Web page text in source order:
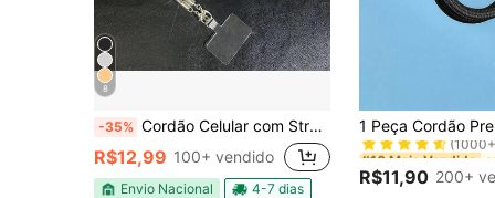
8
-35% Cordão Celular com Strass, 60CM Corrente de Pescoço, Estiloso Presente
R$12,99 100+ vendido
Envio Nacional 4-7 dias
#10 Mais Vendido
#10 Mais Vendido
(1000+)
#10 Mais Vendido
(1000+)
#10 Mais Vendido
R$11,90 200+